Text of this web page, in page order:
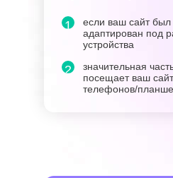
если ваш сайт
адаптирован под
устройства
значительная
посещает ваш
телефонов/